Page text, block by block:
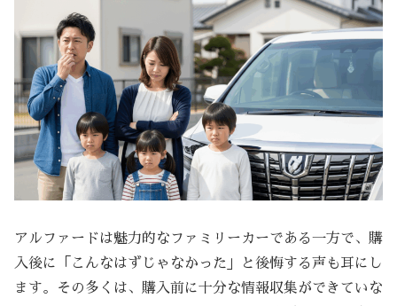
アルファードは魅力的なファミリーカーである一方で、購
入後に「こんなはずじゃなかった」と後悔する声も耳にし
ます。その多くは、購入前に十分な情報収集ができていな